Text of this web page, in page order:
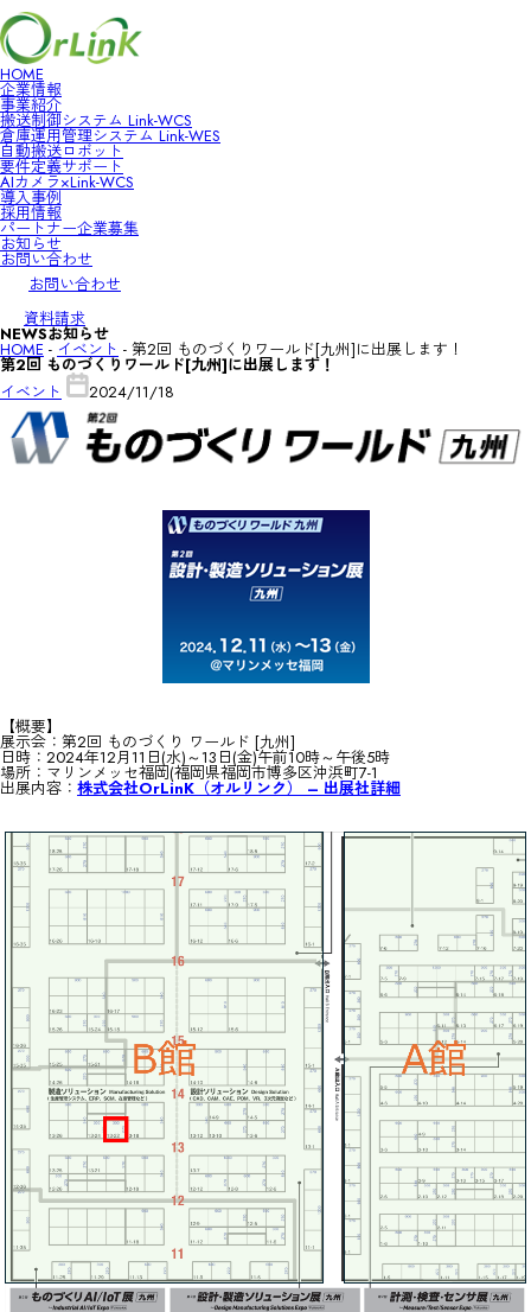
HOME
企業情報
事業紹介
搬送制御システム Link-WCS
倉庫運用管理システム Link-WES
自動搬送ロボット
要件定義サポート
AIカメラ×Link-WCS
導入事例
採用情報
パートナー企業募集
お知らせ
お問い合わせ
お問い合わせ
資料請求
NEWSお知らせ
HOME - イベント - 第2回 ものづくりワールド[九州]に出展します！
第2回 ものづくりワールド[九州]に出展します！
イベント
2024/11/18
【概要】
展示会：第2回 ものづくり ワールド [九州]
日時：2024年12月11日(水)～13日(金)午前10時～午後5時
場所：マリンメッセ福岡(福岡県福岡市博多区沖浜町7-1
出展内容： 株式会社OrLinK（オルリンク） – 出展社詳細
HOME
企業情報
事業紹介
搬送制御システム Link-WCS
倉庫運用管理システム Link-WES
自動搬送ロボット
要件定義サポート
AIカメラ×Link-WCS
導入事例
採用情報
パートナー企業募集
お知らせ
お問い合わせ